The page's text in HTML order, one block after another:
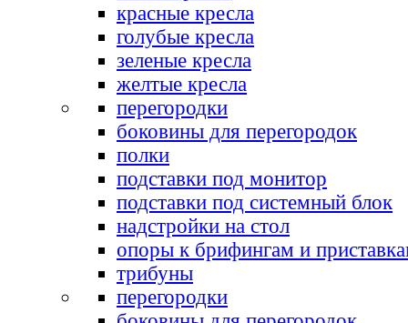
красные кресла
голубые кресла
зеленые кресла
желтые кресла
перегородки
боковины для перегородок
полки
подставки под монитор
подставки под системный блок
надстройки на стол
опоры к брифингам и
трибуны
перегородки